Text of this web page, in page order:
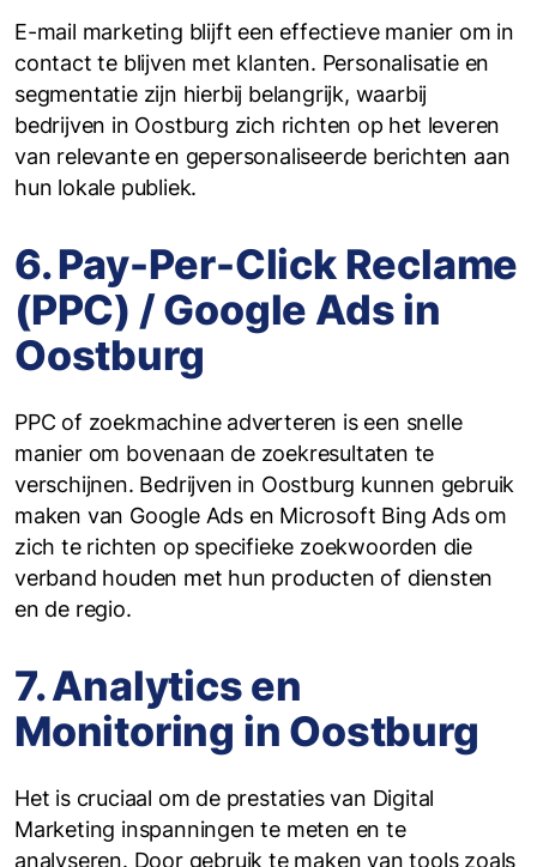
E-mail marketing blijft een effectieve manier om in
contact te blijven met klanten. Personalisatie en
segmentatie zijn hierbij belangrijk, waarbij
bedrijven in Oostburg zich richten op het leveren
van relevante en gepersonaliseerde berichten aan
hun lokale publiek.
6. Pay-Per-Click Reclame
(PPC) / Google Ads in
Oostburg
PPC of zoekmachine adverteren is een snelle
manier om bovenaan de zoekresultaten te
verschijnen. Bedrijven in Oostburg kunnen gebruik
maken van Google Ads en Microsoft Bing Ads om
zich te richten op specifieke zoekwoorden die
verband houden met hun producten of diensten
en de regio.
7. Analytics en
Monitoring in Oostburg
Het is cruciaal om de prestaties van Digital
Marketing inspanningen te meten en te
analyseren. Door gebruik te maken van tools zoals